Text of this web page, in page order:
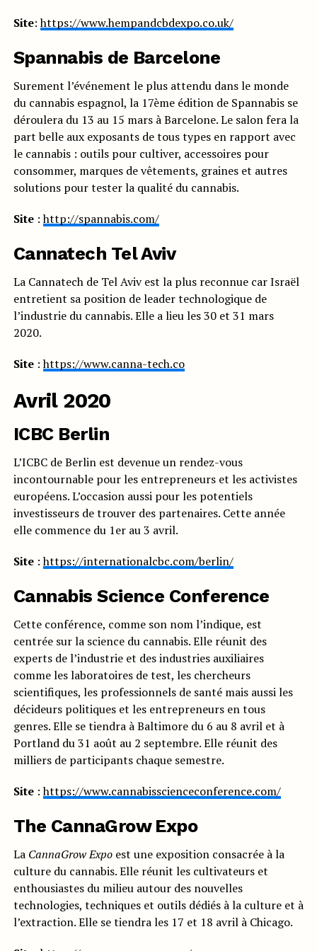
Site:https://www.hempandcbdexpo.co.uk/
Spannabis de Barcelone
Surement l’événement le plus attendu dans le monde
du cannabis espagnol, la 17ème édition de Spannabis se
déroulera du 13 au 15 mars à Barcelone. Le salon fera la
part belle aux exposants de tous types en rapport avec
le cannabis : outils pour cultiver, accessoires pour
consommer, marques de vêtements, graines et autres
solutions pour tester la qualité du cannabis.
Site:http://spannabis.com/
Cannatech Tel Aviv
La Cannatech de Tel Aviv est la plus reconnue car Israël
entretient sa position de leader technologique de
l’industrie du cannabis. Elle a lieu les 30 et 31 mars
2020.
Site:https://www.canna-tech.co
Avril 2020
ICBC Berlin
L’ICBC de Berlin est devenue un rendez-vous
incontournable pour les entrepreneurs et les activistes
européens. L’occasion aussi pour les potentiels
investisseurs de trouver des partenaires. Cette année
elle commence du 1er au 3 avril.
Site:https://internationalcbc.com/berlin/
Cannabis Science Conference
Cette conférence, comme son nom l’indique, est
centrée sur la science du cannabis. Elle réunit des
experts de l’industrie et des industries auxiliaires
comme les laboratoires de test, les chercheurs
scientifiques, les professionnels de santé mais aussi les
décideurs politiques et les entrepreneurs en tous
genres. Elle se tiendra à Baltimore du 6 au 8 avril et à
Portland du 31 août au 2 septembre. Elle réunit des
milliers de participants chaque semestre.
Site :https://www.cannabisscienceconference.com/
The CannaGrow Expo
La CannaGrow Expoest une exposition consacrée à la
culture du cannabis. Elle réunit les cultivateurs et
enthousiastes du milieu autour des nouvelles
technologies, techniques et outils dédiés à la culture et à
l’extraction. Elle se tiendra les 17 et 18 avril à Chicago.